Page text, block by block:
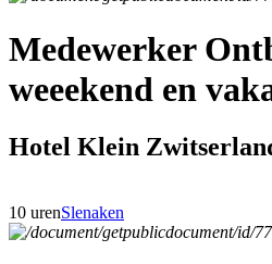
Medewerker
weeekend en
Hotel Klein
10 urenSlenaken